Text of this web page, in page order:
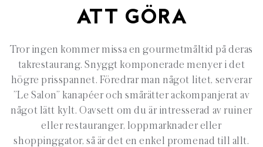
ATT GÖRA
Tror ingen kommer missa en gourmetmåltid på deras
takrestaurang. Snyggt komponerade menyer i det
högre prisspannet. Föredrar man något litet, serverar
”Le Salon” kanapéer och smårätter ackompanjerat av
något lätt kylt. Oavsett om du är intresserad av ruiner
eller restauranger, loppmarknader eller
shoppinggator, så är det en enkel promenad till allt.